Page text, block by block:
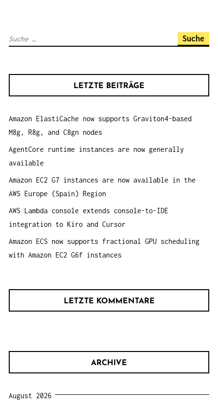
I
I
S
a
c
h
:
LETZTE BEITRÄGE
Amazon ElastiCache now supports Graviton4-based
M8g, R8g, and C8gn nodes
AgentCore runtime instances are now generally
available
Amazon EC2 G7 instances are now available in the
AWS Europe (Spain) Region
AWS Lambda console extends console-to-IDE
integration to Kiro and Cursor
Amazon ECS now supports fractional GPU scheduling
with Amazon EC2 G6f instances
LETZTE KOMMENTARE
ARCHIVE
August 2026